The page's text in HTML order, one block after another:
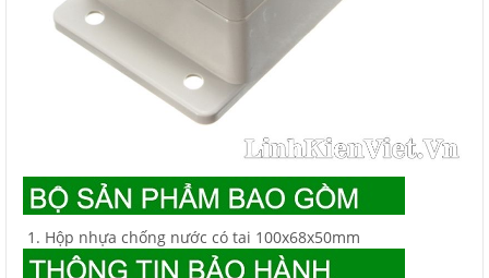
Hộp nhựa chống nước có tai 100x68x50mm